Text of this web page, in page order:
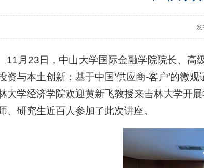
发
11月23日，中山大学国际金融学院院长、高
资与本土创新：基于中国‘供应商-客户’的微
大学经济学院欢迎黄新飞教授来吉林大学开
、研究生近百人参加了此次讲座。